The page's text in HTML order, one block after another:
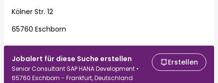
Kölner Str. 12
65760 Eschborn
Jobalert für diese Suche erstellen
Senior Consultant SAP HANA Development •
65760 Eschborn - Frankfurt, Deutschland
Erstellen